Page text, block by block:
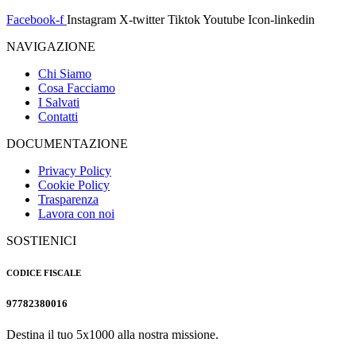
Facebook-f Instagram X-twitter TiktokYoutube Icon-linkedin
NAVIGAZIONE
Chi Siamo
Cosa Facciamo
I Salvati
Contatti
DOCUMENTAZIONE
Privacy Policy
Cookie Policy
Trasparenza
Lavora con noi
SOSTIENICI
CODICE FISCALE
97782380016
Destina il tuo 5x1000 alla nostra missione.